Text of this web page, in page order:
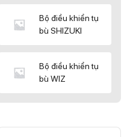
Bộ điều khiển tụ
bù SHIZUKI
Bộ điều khiển tụ
bù WIZ